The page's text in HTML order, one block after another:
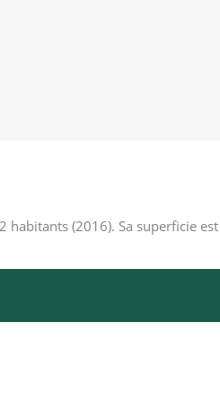
(2016). Sa superficie